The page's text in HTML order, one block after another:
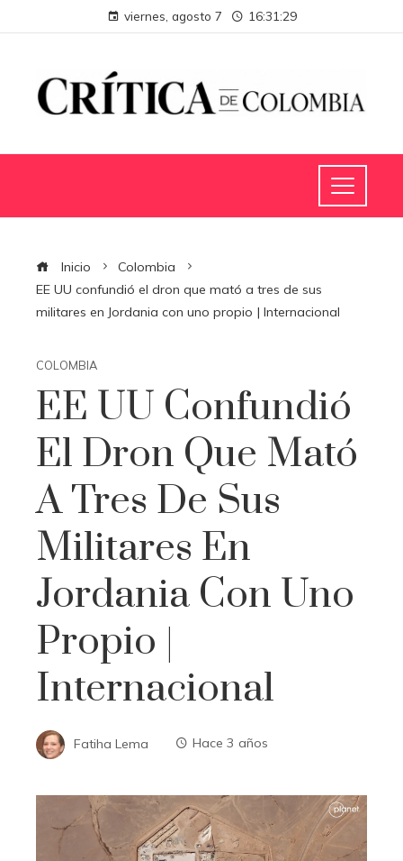
viernes, agosto 7 16:31:30
Inicio
Colombia
EE UU confundió el dron que mató a tres de sus
militares en Jordania con uno propio | Internacional
COLOMBIA
EE UU Confundió
El Dron Que Mató
A Tres De Sus
Militares En
Jordania Con Uno
Propio |
Internacional
Fatiha Lema Hace 3 años